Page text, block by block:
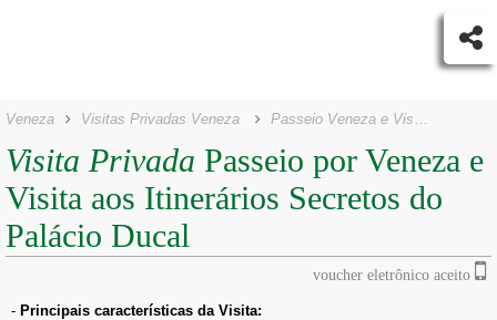
Veneza Visitas Privadas Veneza Passeio Veneza e Visita Itinerários Secretos do Palácio Ducal
Visita Privada Passeio por Veneza e
Visita aos Itinerários Secretos do
Palácio Ducal
voucher eletrônico aceito
- Principais características da Visita: